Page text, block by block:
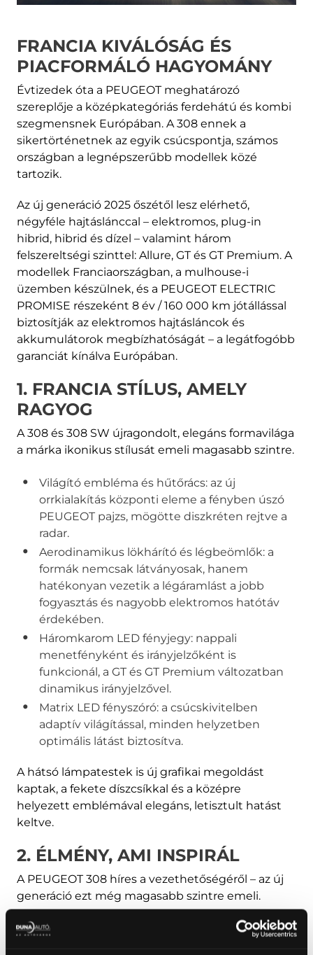
FRANCIA KIVÁLÓSÁG ÉS
PIACFORMÁLÓ HAGYOMÁNY
Évtizedek óta a PEUGEOT meghatározó
szereplője a középkategóriás ferdehátú és kombi
szegmensnek Európában. A 308 ennek a
sikertörténetnek az egyik csúcspontja, számos
országban a legnépszerűbb modellek közé
tartozik.
Az új generáció 2025 őszétől lesz elérhető,
négyféle hajtáslánccal – elektromos, plug-in
hibrid, hibrid és dízel – valamint három
felszereltségi szinttel: Allure, GT és GT Premium. A
modellek Franciaországban, a mulhouse-i
üzemben készülnek, és a PEUGEOT ELECTRIC
PROMISE részeként 8 év / 160 000 km jótállással
biztosítják az elektromos hajtásláncok és
akkumulátorok megbízhatóságát – a legátfogóbb
garanciát kínálva Európában.
1. FRANCIA STÍLUS, AMELY
RAGYOG
A 308 és 308 SW újragondolt, elegáns formavilága
a márka ikonikus stílusát emeli magasabb szintre.
Világító embléma és hűtőrács: az új
orrkialakítás központi eleme a fényben úszó
PEUGEOT pajzs, mögötte diszkréten rejtve a
radar.
Aerodinamikus lökhárító és légbeömlők: a
formák nemcsak látványosak, hanem
hatékonyan vezetik a légáramlást a jobb
fogyasztás és nagyobb elektromos hatótáv
érdekében.
Háromkarom LED fényjegy: nappali
menetfényként és irányjelzőként is
funkcionál, a GT és GT Premium változatban
dinamikus irányjelzővel.
Matrix LED fényszóró: a csúcskivitelben
adaptív világítással, minden helyzetben
optimális látást biztosítva.
A hátsó lámpatestek is új grafikai megoldást
kaptak, a fekete díszcsíkkal és a középre
helyezett emblémával elegáns, letisztult hatást
keltve.
2. ÉLMÉNY, AMI INSPIRÁL
A PEUGEOT 308 híres a vezethetőségéről – az új
generáció ezt még magasabb szintre emeli.
i-Cockpit® vezetőtér: kompakt kormány, 3D